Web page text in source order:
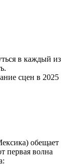
в каждый из
сцен в 2025
обещает
первая волна